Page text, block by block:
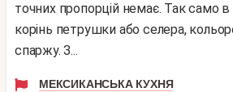
точних пропорцій немає. Так само
корінь петрушки або селера,
спаржу. З...
МЕКСИКАНСЬКА КУХНЯ